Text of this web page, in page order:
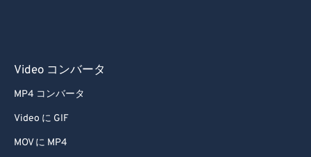
Video コンバータ
MP4 コンバータ
Video に GIF
MOV に MP4